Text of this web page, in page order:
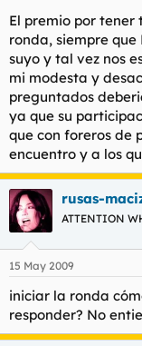
El premio por tener
ronda, siempre que
suyo y tal vez nos
mi modesta y
preguntados
ya que su
que con foreros de
encuentro y a los
rusas-
ATTENTION
15 May 2009
iniciar la ronda
responder? No